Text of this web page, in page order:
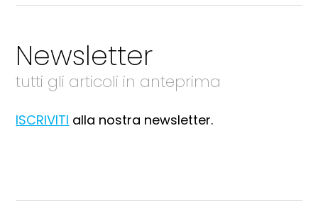
Newsletter
tutti gli articoli in anteprima
ISCRIVITI alla nostra newsletter.